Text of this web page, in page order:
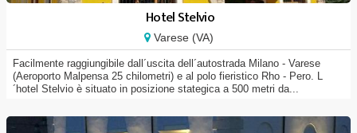
Hotel Stelvio
Varese (VA)
Facilmente raggiungibile dall´uscita dell´autostrada Milano - Varese
(Aeroporto Malpensa 25 chilometri) e al polo fieristico Rho - Pero. L
´hotel Stelvio è situato in posizione stategica a 500 metri da...